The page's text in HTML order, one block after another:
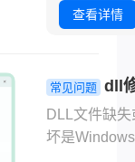
作中，我收
xxx.dll，该怎
办？" DLL（
接库）文件
脑的"神经连
查看详情
常见问题 dll
具有没有免
的？7款神
DLL文件缺失
坏是